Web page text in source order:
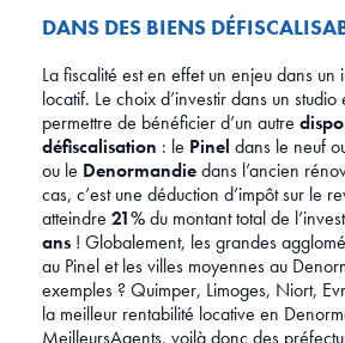
DANS DES BIENS
La fiscalité est en effet un enjeu dans un
locatif. Le choix d’investir dans un studio
permettre de bénéficier d’un autre
défiscalisation : le Pinel dans le neuf
ou le Denormandiedans l’ancien
cas, c’est une déduction d’impôt sur le
atteindre 21%du montant total de
ans ! Globalement, les grandes
au Pinel et les villes moyennes au
exemples ? Quimper, Limoges, Niort,
la meilleur rentabilité locative en
MeilleursAgents, voilà donc des